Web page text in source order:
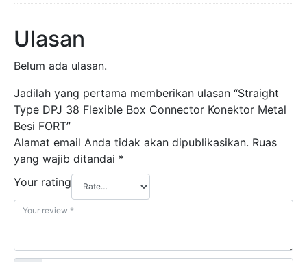
Ulasan
Belum ada ulasan.
Jadilah yang pertama memberikan ulasan “Straight
Type DPJ 38 Flexible Box Connector Konektor Metal
Besi FORT”
Alamat email Anda tidak akan dipublikasikan. Ruas
yang wajib ditandai *
Your rating